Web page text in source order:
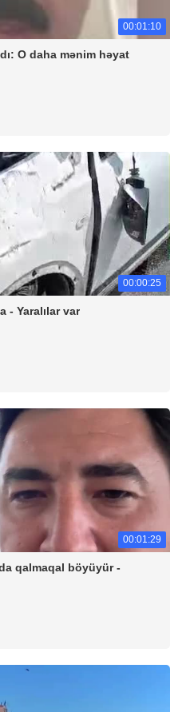
00:01:10
O daha mənim həyat
00:00:25
- Yaralılar var
00:01:29
qalmaqal böyüyür -